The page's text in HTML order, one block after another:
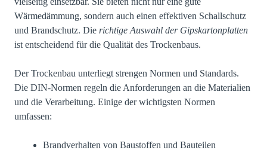
Wärmedämmung, sondern auch einen effektiven Schallschutz
und Brandschutz. Die richtige Auswahl der Gipskartonplatten
ist entscheidend für die Qualität des Trockenbaus.
Der Trockenbau unterliegt strengen Normen und Standards.
Die DIN-Normen regeln die Anforderungen an die Materialien
und die Verarbeitung. Einige der wichtigsten Normen
umfassen:
Brandverhalten von Baustoffen und Bauteilen